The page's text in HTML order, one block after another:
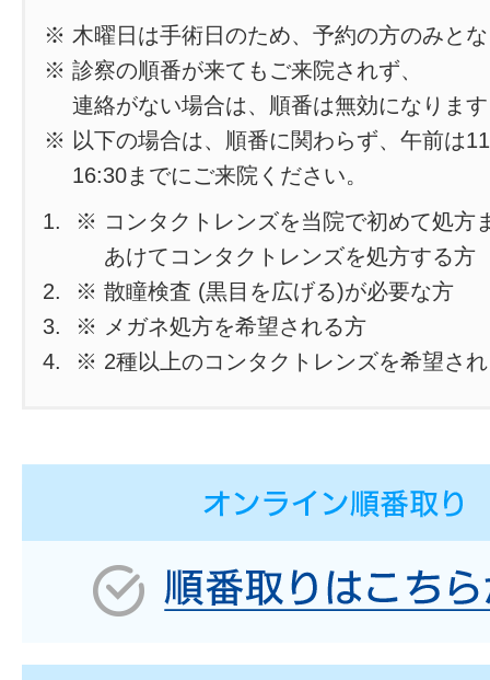
※ 木曜日は手術日のため、予約の方のみと
※ 診察の順番が来てもご来院されず、
連絡がない場合は、順番は無効になりま
※ 以下の場合は、順番に関わらず、午前は
16:30までにご来院ください。
※ コンタクトレンズを当院で初めて処方
あけてコンタクトレンズを処方する方
※ 散瞳検査 (黒目を広げる)が必要な方
※ メガネ処方を希望される方
※ 2種以上のコンタクトレンズを希望さ